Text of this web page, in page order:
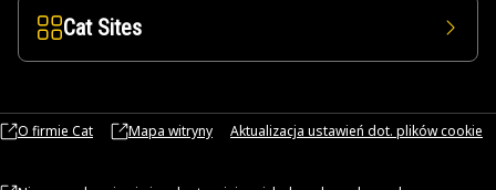
Cat Sites
O firmie Cat Mapa witryny Aktualizacja ustawień dot. plików cookie